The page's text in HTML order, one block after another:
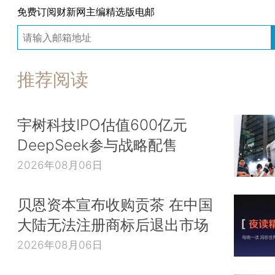
免费订阅财新网主编精选版电邮
推荐阅读
宇树科技IPO估值600亿元
DeepSeek参与战略配售
2026年08月06日
贝恩资本宣布收购贡茶 在中国
大陆无法注册商标后退出市场
2026年08月06日